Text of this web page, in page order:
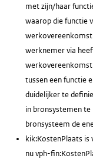
met zijn/haar
waarop die functie
werkovereenkomst
werknemer via
tussen een functie
duidelijker te
in bronsystemen
bronsysteem de
kik:KostenPlaats is
nu vph-